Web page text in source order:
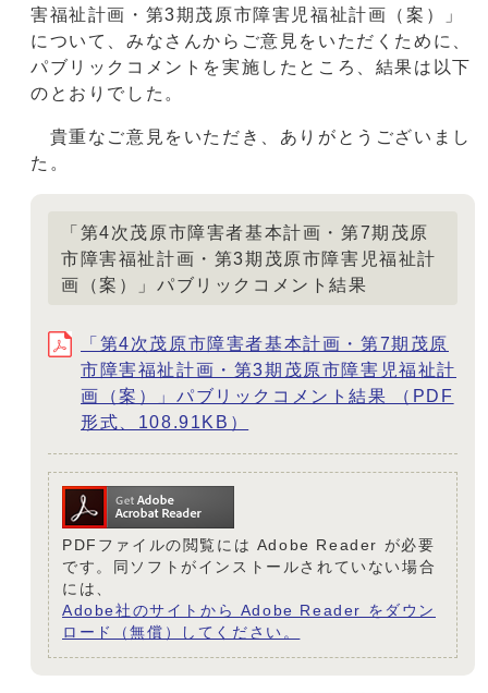
害福祉計画・第3期茂原市障害児福祉計画（案）」
について、みなさんからご意見をいただくために、
パブリックコメントを実施したところ、結果は以下
のとおりでした。
貴重なご意見をいただき、ありがとうございまし
た。
「第4次茂原市障害者基本計画・第7期茂原
市障害福祉計画・第3期茂原市障害児福祉計
画（案）」パブリックコメント結果
「第4次茂原市障害者基本計画・第7期茂原
市障害福祉計画・第3期茂原市障害児福祉計
画（案）」パブリックコメント結果 （PDF
形式、108.91KB）
PDFファイルの閲覧には Adobe Reader が必要
です。同ソフトがインストールされていない場合
には、
Adobe社のサイトから Adobe Reader をダウン
ロード（無償）してください。